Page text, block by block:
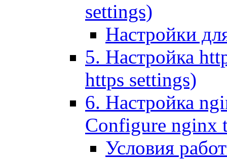
settings)
Настройки
5. Настройка
https settings)
6. Настройка
Configure nginx
Условия